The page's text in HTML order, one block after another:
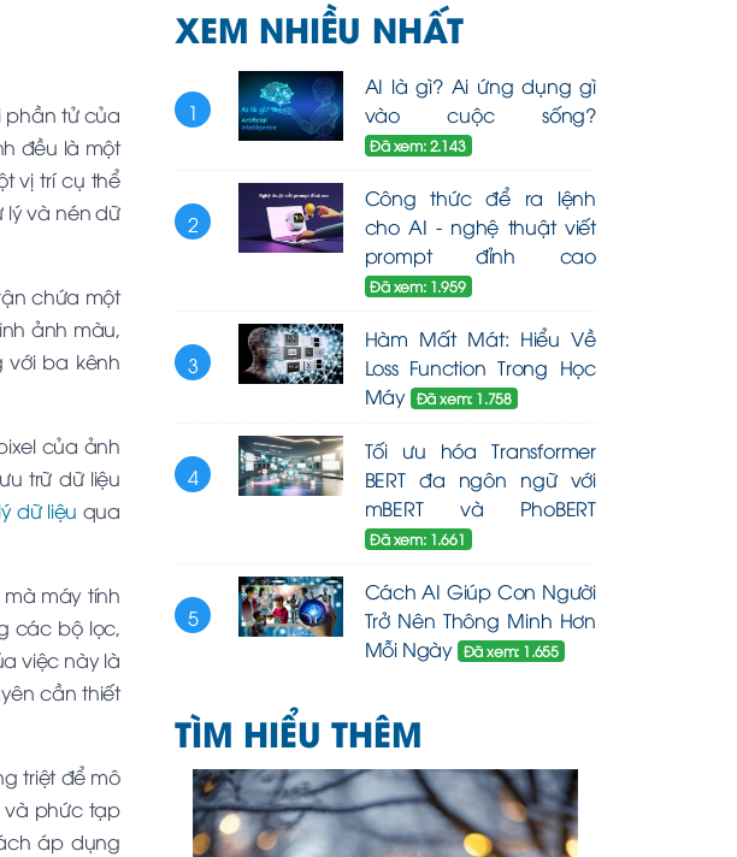
phần tử của
đều là một
vị trí cụ thể
lý và nén dữ
chứa một
ảnh màu,
với ba kênh
của ảnh
trữ dữ liệu
dữ liệu qua
máy tính
các bộ lọc,
việc này là
cần thiết
triệt để mô
và phức tạp
áp dụng
XEM NHIỀU NHẤT
1
AI là gì? Ai ứng dụng gì
vào cuộc sống?
Đã xem: 2.143
2
Công thức để ra lệnh
cho AI - nghệ thuật viết
prompt đỉnh cao
Đã xem: 1.959
3
Hàm Mất Mát: Hiểu Về
Loss Function Trong Học
Máy Đã xem: 1.758
4
Tối ưu hóa Transformer
BERT đa ngôn ngữ với
mBERT và PhoBERT
Đã xem: 1.661
5
Cách AI Giúp Con Người
Trở Nên Thông Minh Hơn
Mỗi Ngày Đã xem: 1.655
TÌM HIỂU THÊM